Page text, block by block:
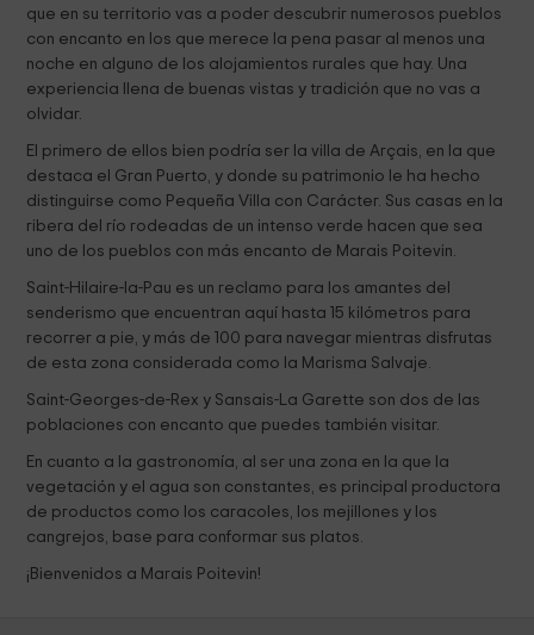
que en su territorio vas a poder descubrir numerosos pueblos
con encanto en los que merece la pena pasar al menos una
noche en alguno de los alojamientos rurales que hay. Una
experiencia llena de buenas vistas y tradición que no vas a
olvidar.
El primero de ellos bien podría ser la villa de Arçais, en la que
destaca el Gran Puerto, y donde su patrimonio le ha hecho
distinguirse como Pequeña Villa con Carácter. Sus casas en la
ribera del río rodeadas de un intenso verde hacen que sea
uno de los pueblos con más encanto de Marais Poitevin.
Saint-Hilaire-la-Pau es un reclamo para los amantes del
senderismo que encuentran aquí hasta 15 kilómetros para
recorrer a pie, y más de 100 para navegar mientras disfrutas
de esta zona considerada como la Marisma Salvaje.
Saint-Georges-de-Rex y Sansais-La Garette son dos de las
poblaciones con encanto que puedes también visitar.
En cuanto a la gastronomía, al ser una zona en la que la
vegetación y el agua son constantes, es principal productora
de productos como los caracoles, los mejillones y los
cangrejos, base para conformar sus platos.
¡Bienvenidos a Marais Poitevin!